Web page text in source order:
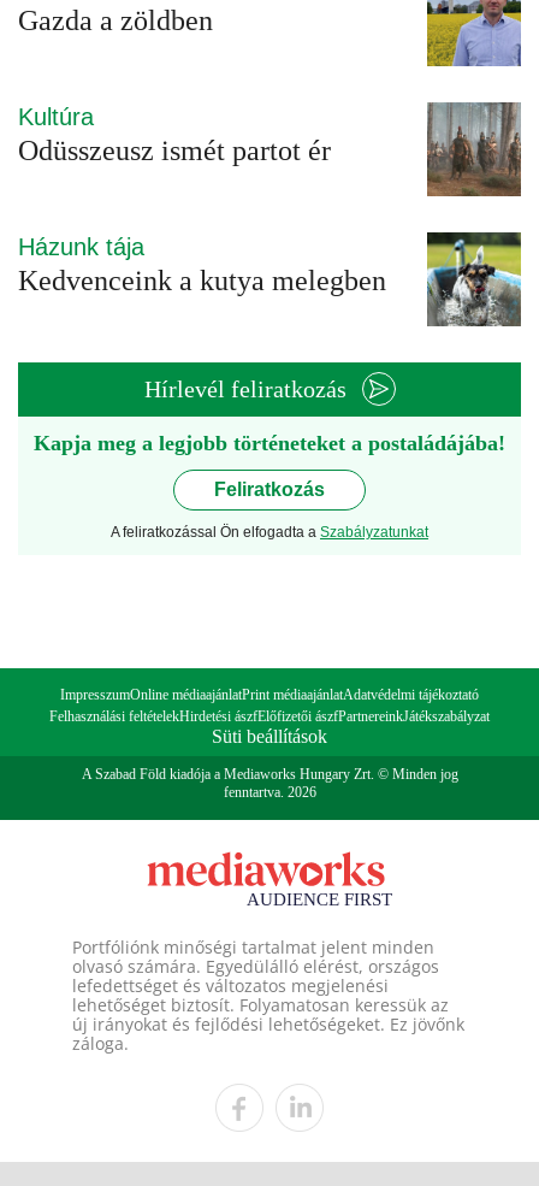
Gazda a zöldben
Kultúra
Odüsszeusz ismét partot ér
Házunk tája
Kedvenceink a kutya melegben
Hírlevél feliratkozás
Kapja meg a legjobb történeteket a postaládájába!
Feliratkozás
A feliratkozással Ön elfogadta a Szabályzatunkat
ImpresszumOnline médiaajánlatPrint médiaajánlatAdatvédelmi tájékoztató
Felhasználási feltételekHirdetési ászfElőfizetői ászfPartnereinkJátékszabályzat
Süti beállítások
A Szabad Föld kiadója a Mediaworks Hungary Zrt. © Minden jog
fenntartva. 2026
Portfóliónk minőségi tartalmat jelent minden
olvasó számára. Egyedülálló elérést, országos
lefedettséget és változatos megjelenési
lehetőséget biztosít. Folyamatosan keressük az
új irányokat és fejlődési lehetőségeket. Ez jövőnk
záloga.